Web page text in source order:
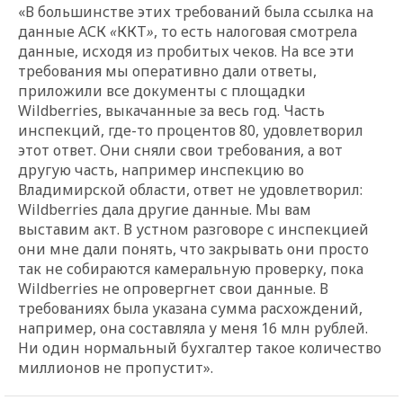
«В большинстве этих требований была ссылка на
данные АСК«ККТ», то есть налоговая смотрела
данные, исходя из пробитых чеков. На все эти
требования мы оперативно дали ответы,
приложили все документы с площадки
Wildberries, выкачанные за весь год. Часть
инспекций, где-то процентов 80, удовлетворил
этот ответ. Они сняли свои требования, а вот
другую часть, например инспекцию во
Владимирской области, ответ не удовлетворил:
Wildberries дала другие данные. Мы вам
выставим акт. В устном разговоре с инспекцией
они мне дали понять, что закрывать они просто
так не собираются камеральную проверку, пока
Wildberries не опровергнет свои данные. В
требованиях была указана сумма расхождений,
например, она составляла у меня 16 млн рублей.
Ни один нормальный бухгалтер такое количество
миллионов не пропустит».